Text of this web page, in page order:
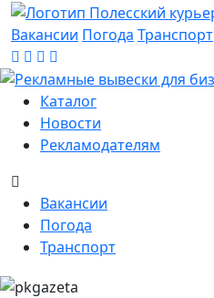
Вакансии Погода Транспорт
Каталог
Новости
Рекламодателям
Вакансии
Погода
Транспорт